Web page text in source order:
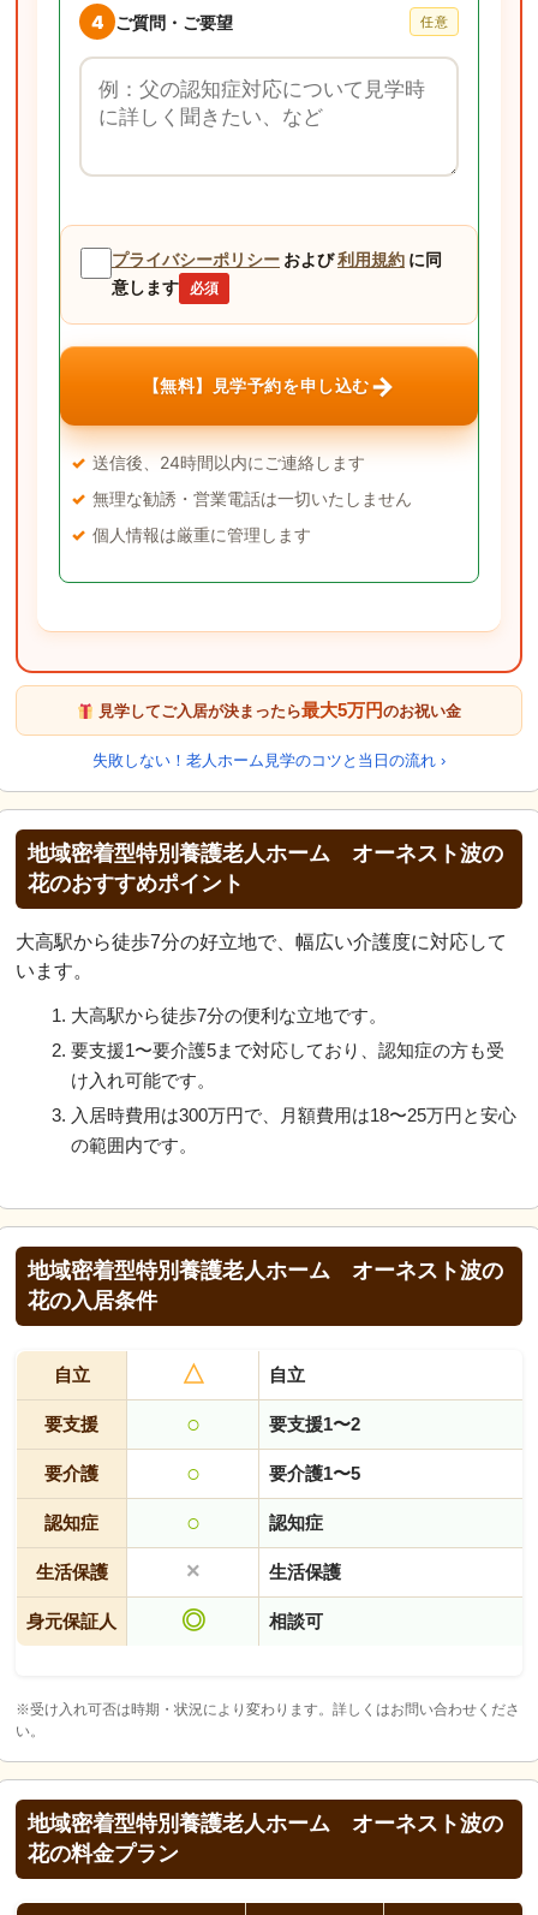
4 ご質問・ご要望 任意
ご質問・ご要望
プライバシーポリシー および利用規約 に同
意します
必須
【無料】見学予約を申し込む→
送信後、24時間以内にご連絡します
無理な勧誘・営業電話は一切いたしません
個人情報は厳重に管理します
見学してご入居が決まったら最大5万円のお祝い金
失敗しない！老人ホーム見学のコツと当日の流れ ›
地域密着型特別養護老人ホーム オーネスト波の
花のおすすめポイント
大高駅から徒歩7分の好立地で、幅広い介護度に対応して
います。
大高駅から徒歩7分の便利な立地です。
要支援1〜要介護5まで対応しており、認知症の方も受
け入れ可能です。
入居時費用は300万円で、月額費用は18〜25万円と安心
の範囲内です。
地域密着型特別養護老人ホーム オーネスト波の
花の入居条件
自立 △ 自立
要支援 ○ 要支援1〜2
要介護 ○ 要介護1〜5
認知症 ○ 認知症
生活保護 × 生活保護
身元保証人 ◎ 相談可
※受け入れ可否は時期・状況により変わります。詳しくはお問い合わせくださ
い。
地域密着型特別養護老人ホーム オーネスト波の
花の料金プラン